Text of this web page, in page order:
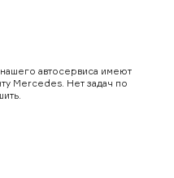
автосервиса имеют
Mercedes. Нет задач по